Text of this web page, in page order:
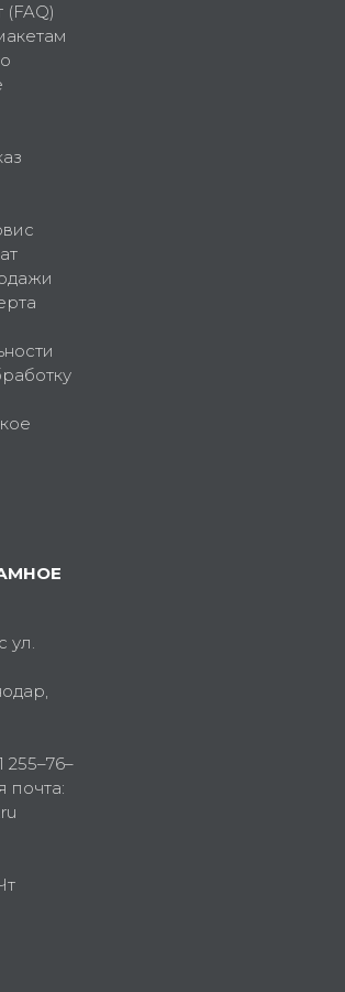
ул.
255–76–
почта: